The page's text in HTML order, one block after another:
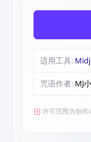
适用工具:
咒语作者: MJ
许可范围为创作